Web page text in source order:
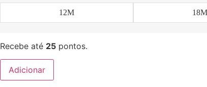
12M 18M
Recebe até 25 pontos.
Adicionar